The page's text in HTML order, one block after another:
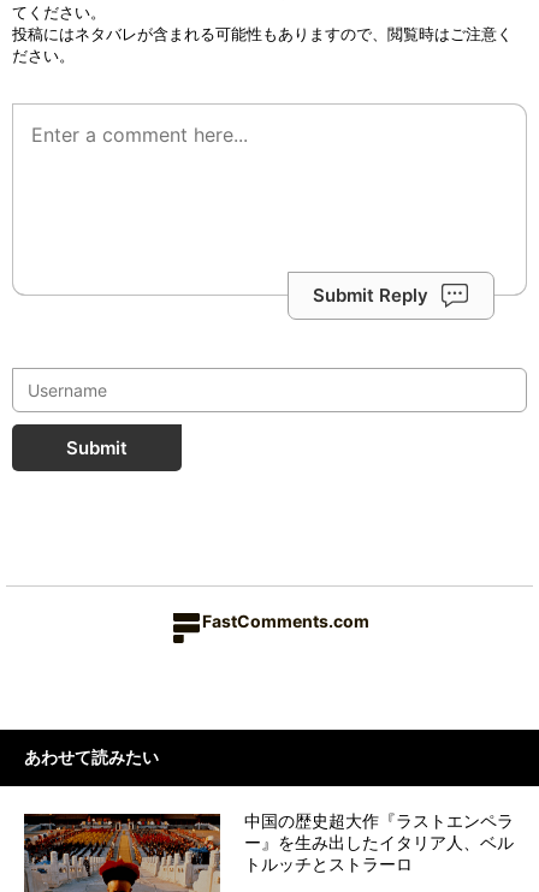
てください。
投稿にはネタバレが含まれる可能性もありますので、閲覧時はご注意く
ださい。
Submit Reply
Submit
FastComments.com
あわせて読みたい
中国の歴史超大作『ラストエンペラ
ー』を生み出したイタリア人、ベル
トルッチとストラーロ